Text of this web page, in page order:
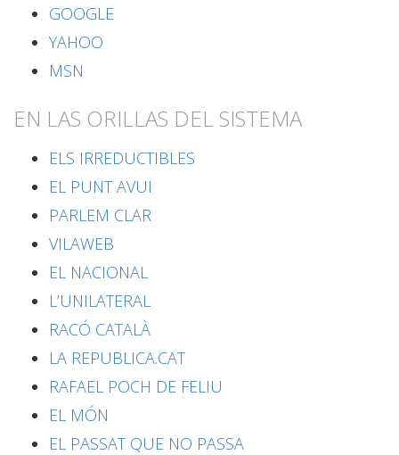
GOOGLE
YAHOO
MSN
EN LAS ORILLAS DEL SISTEMA
ELS IRREDUCTIBLES
EL PUNT AVUI
PARLEM CLAR
VILAWEB
EL NACIONAL
L’UNILATERAL
RACÓ CATALÀ
LA REPUBLICA.CAT
RAFAEL POCH DE FELIU
EL MÓN
EL PASSAT QUE NO PASSA